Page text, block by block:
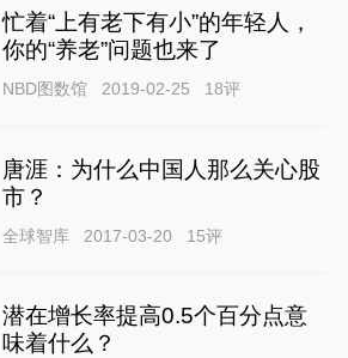
忙着“上有老下有小”的年轻人，
你的“养老”问题也来了
NBD图数馆 2019-02-25 18评
唐涯：为什么中国人那么关心股
市？
全球智库 2017-03-20 15评
潜在增长率提高0.5个百分点意
味着什么？